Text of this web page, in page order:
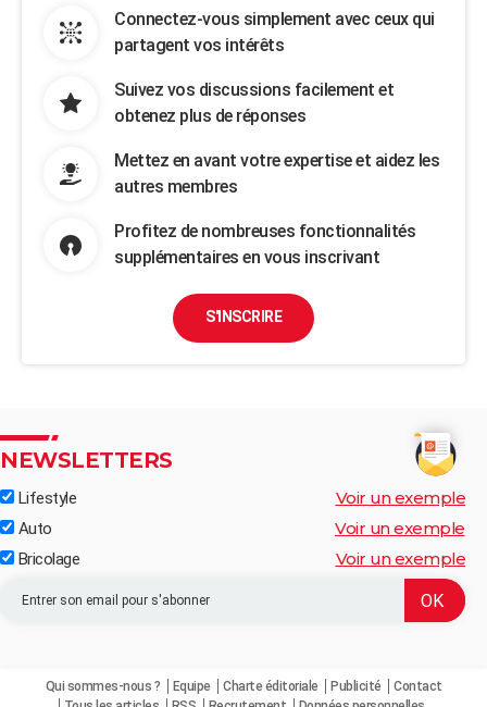
Connectez-vous simplement avec ceux qui
partagent vos intérêts
Suivez vos discussions facilement et
obtenez plus de réponses
Mettez en avant votre expertise et aidez les
autres membres
Profitez de nombreuses fonctionnalités
supplémentaires en vous inscrivant
S'INSCRIRE
NEWSLETTERS
Lifestyle Voir un exemple
Auto Voir un exemple
Bricolage Voir un exemple
Qui sommes-nous ? Equipe Charte éditoriale Publicité
Contact